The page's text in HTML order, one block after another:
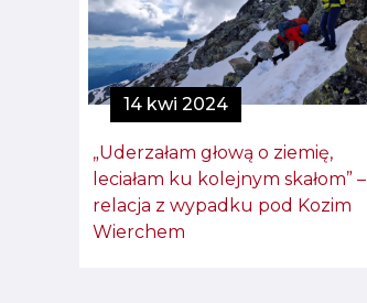
14 kwi 2024
„Uderzałam głową o ziemię,
leciałam ku kolejnym skałom” –
relacja z wypadku pod Kozim
Wierchem